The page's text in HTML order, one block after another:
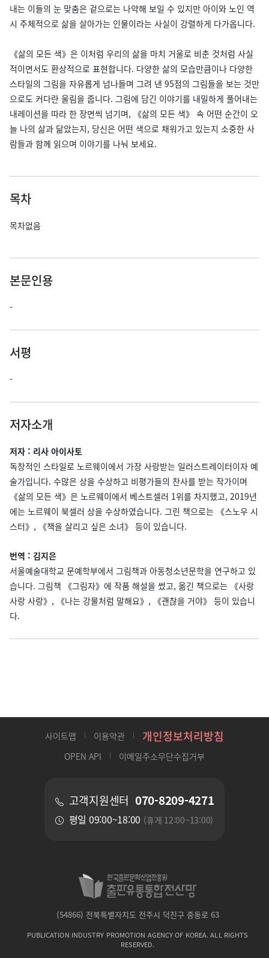
내는 이들의 눈 맞춤은 겉으로는 나약해 보일 수 있지만 아이와 노인 역
시 주체적으로 삶을 살아가는 인물이라는 사실이 강렬하게 다가옵니다.
《삶의 모든 색》은 이처럼 우리의 삶을 마치 거울로 비춘 것처럼 사실
적이면서도 환상적으로 표현합니다. 다양한 삶의 모습만큼이나 다양한
스타일의 그림을 자유롭게 넘나들며 그려 낸 95점의 그림들을 보는 것만
으로도 커다란 울림을 줍니다. 그림에 담긴 이야기를 내밀하게 풀어내는
내레이션을 따라 한 장면씩 넘기며, 《삶의 모든 색》 속 어떤 순간이 오
늘 나의 삶과 닮았는지, 당신은 어떤 색으로 채워가고 있는지 소중한 사
람들과 함께 읽으며 이야기를 나눠 보세요.
목차
목차없음
본문인용
-
서평
-
저자소개
저자 : 리사 아이사토
독창적인 스타일로 노르웨이에서 가장 사랑받는 일러스트레이터이자 예
술가입니다. 수많은 상을 수상하고 비평가들의 찬사를 받는 작가이며
《삶의 모든 색》은 노르웨이에서 베스트셀러 1위를 차지했고, 2019년
에는 노르웨이 북셀러 상을 수상하였습니다. 그린 책으로는 《스노우 시
스터》, 《책을 살리고 싶은 소녀》 등이 있습니다.
번역 : 김지은
서울예술대학교 문예학부에서 그림책과 아동청소년문학을 연구하고 있
습니다. 그림책 《그림자》에 작품 해설을 썼고, 옮긴 책으로는 《사랑
사랑 사랑》, 《나는 강물처럼 말해요》, 《괜찮을 거야》 등이 있습니
다.
사이트맵 이용약관 개인정보처리방침
OPEN API 이메일주소무단수집거부
고객지원센터 070-8209-4271
평일 09:00~18:00 (휴게 12:00~13:00)
(54866) 전북특별자치도 전주시 덕진구 중동로 63
PUBLICATION INDUSTRY PROMOTION AGENCY OF KOREA. ALL RIGHTS
RESERVED.